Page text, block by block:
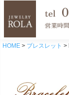
HOME ブレスレット